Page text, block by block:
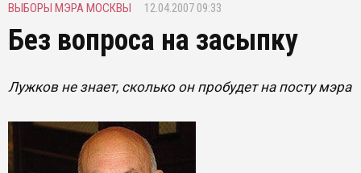
ВЫБОРЫ МЭРА МОСКВЫ 12.04.2007 09:33
Без вопроса на засыпку
Лужков не знает, сколько он пробудет на посту мэра